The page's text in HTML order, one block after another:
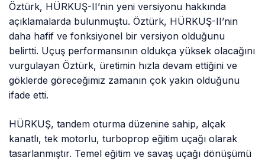
Öztürk, HÜRKUŞ-II’nin yeni versiyonu hakkında
açıklamalarda bulunmuştu. Öztürk, HÜRKUŞ-II’nin
daha hafif ve fonksiyonel bir versiyon olduğunu
belirtti. Uçuş performansının oldukça yüksek olacağını
vurgulayan Öztürk, üretimin hızla devam ettiğini ve
göklerde göreceğimiz zamanın çok yakın olduğunu
ifade etti.
HÜRKUŞ, tandem oturma düzenine sahip, alçak
kanatlı, tek motorlu, turboprop eğitim uçağı olarak
tasarlanmıştır. Temel eğitim ve savaş uçağı dönüşümü